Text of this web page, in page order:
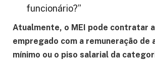
funcionário?”
Atualmente, o MEI pode contratar
empregado com a remuneração de
mínimo ou o piso salarial da